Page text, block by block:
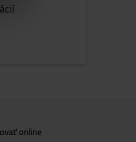
online